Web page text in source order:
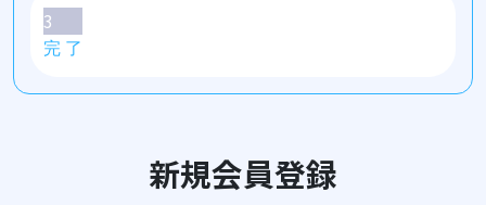
3
完 了
新規会員登録